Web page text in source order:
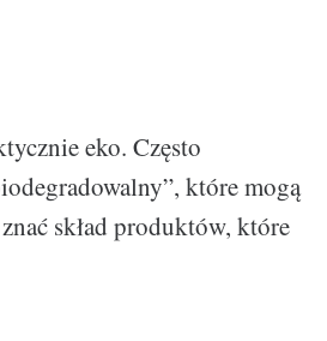
eko. Często
które mogą
skład produktów, które